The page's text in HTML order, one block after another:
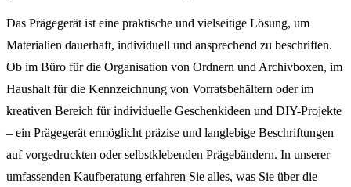
Das Prägegerät ist eine praktische und vielseitige Lösung, um
Materialien dauerhaft, individuell und ansprechend zu beschriften.
Ob im Büro für die Organisation von Ordnern und Archivboxen, im
Haushalt für die Kennzeichnung von Vorratsbehältern oder im
kreativen Bereich für individuelle Geschenkideen und DIY-Projekte
– ein Prägegerät ermöglicht präzise und langlebige Beschriftungen
auf vorgedruckten oder selbstklebenden Prägebändern. In unserer
umfassenden Kaufberatung erfahren Sie alles, was Sie über die